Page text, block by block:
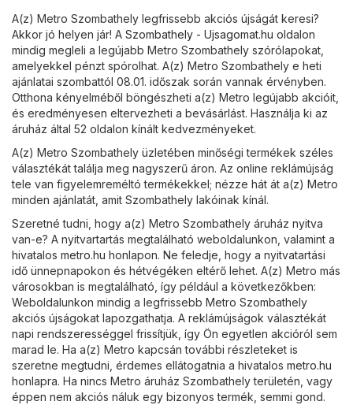
A(z) Metro Szombathely legfrissebb akciós újságát keresi?
Akkor jó helyen jár! A Szombathely - Ujsagomat.hu oldalon
mindig megleli a legújabb Metro Szombathely szórólapokat,
amelyekkel pénzt spórolhat. A(z) Metro Szombathely e heti
ajánlatai szombattól 08.01. időszak során vannak érvényben.
Otthona kényelméből böngészheti a(z) Metro legújabb akcióit,
és eredményesen eltervezheti a bevásárlást. Használja ki az
áruház által 52 oldalon kínált kedvezményeket.
A(z) Metro Szombathely üzletében minőségi termékek széles
választékát találja meg nagyszerű áron. Az online reklámújság
tele van figyelemreméltó termékekkel; nézze hát át a(z) Metro
minden ajánlatát, amit Szombathely lakóinak kínál.
Szeretné tudni, hogy a(z) Metro Szombathely áruház nyitva
van-e? A nyitvartartás megtalálható weboldalunkon, valamint a
hivatalos metro.hu honlapon. Ne feledje, hogy a nyitvatartási
idő ünnepnapokon és hétvégéken eltérő lehet. A(z) Metro más
városokban is megtalálható, így például a következőkben:
Weboldalunkon mindig a legfrissebb Metro Szombathely
akciós újságokat lapozgathatja. A reklámújságok választékát
napi rendszerességgel frissítjük, így Ön egyetlen akcióról sem
marad le. Ha a(z) Metro kapcsán további részleteket is
szeretne megtudni, érdemes ellátogatnia a hivatalos metro.hu
honlapra. Ha nincs Metro áruház Szombathely területén, vagy
éppen nem akciós náluk egy bizonyos termék, semmi gond.